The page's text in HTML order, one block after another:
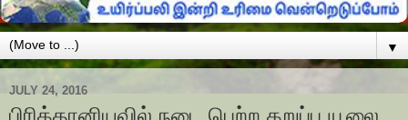
▼
JULY 24, 2016